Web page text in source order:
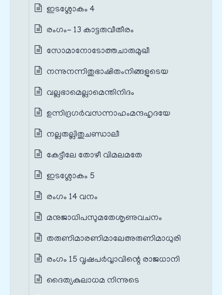
ഇടശ്ലോകം 4
രംഗം- 13 കാട്ടരുവീതീരം
സോമാനോടോത്തചാരുമുഖീ
നന്നുനന്നിതുഭാഷിതംനിങ്ങളുടെയ
വല്ലഭാമെല്ലാമെന്തിനിദം
ഉന്നിദ്രഗര്‍വസന്നാഹംമന്ദഹൃദയേ
നല്ലതല്ലിതുചണ്ഡാലീ
കേട്ടീലേ തോഴീ വിമലമതേ
ഇടശ്ലോകം 5
രംഗം 14 വനം
മനുജാധിപസുമതേശൃണുവചനം
തരുണിമാരണിമാലേഅരുണിമാധുരി
രംഗം 15 വൃഷപര്‍വ്വാവിന്റെ രാജധാനി
ദൈത്യകുലാധമ നിന്നുടെ